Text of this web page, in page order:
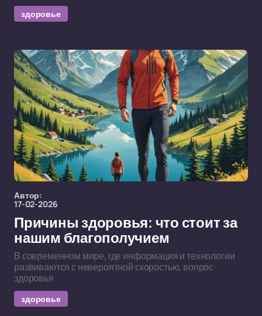
здоровье
Автор:
17-02-2026
Причины здоровья: что стоит за
нашим благополучием
В современном мире, где информация и технологии
развиваются с невероятной скоростью, вопрос
здоровья
здоровье